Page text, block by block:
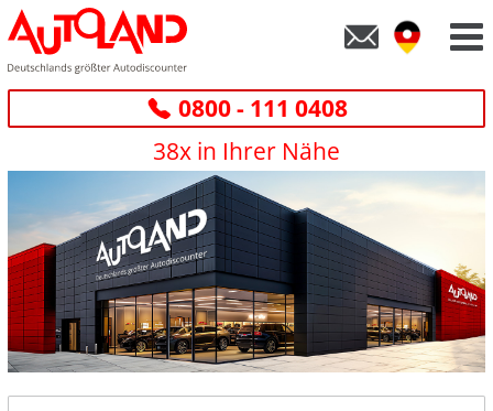
0800 - 111 0408
38x in Ihrer Nähe